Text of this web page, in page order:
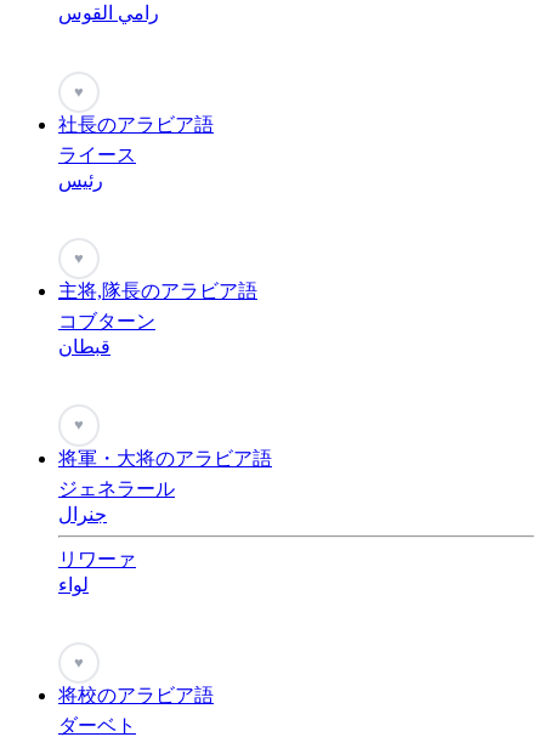
رامي القوس
♥
社長のアラビア語
ライース
رئيس
♥
主将,隊長のアラビア語
コブターン
قبطان
♥
将軍・大将のアラビア語
ジェネラール
جنرال
リワーァ
لواء
♥
将校のアラビア語
ダーベト